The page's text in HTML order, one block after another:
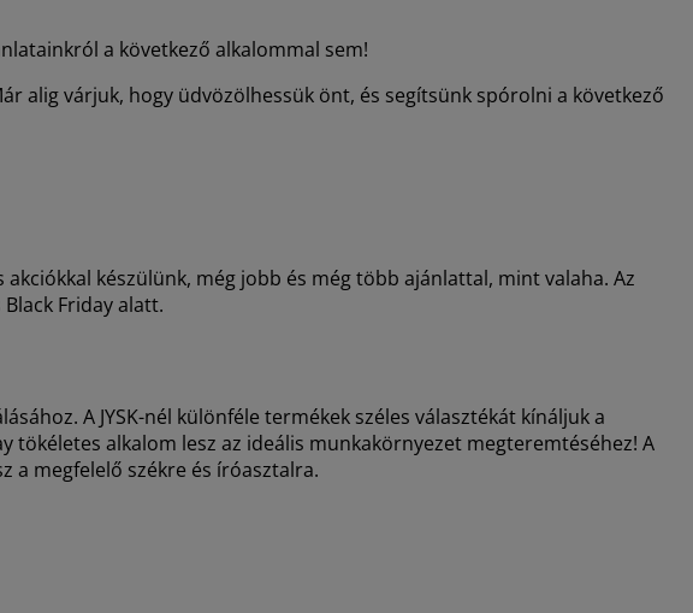
a következő alkalommal sem!
alig várjuk, hogy üdvözölhessük önt, és segítsünk spórolni a következő
készülünk, még jobb és még több ajánlattal, mint valaha. Az
Friday alatt.
A JYSK-nél különféle termékek széles választékát kínáljuk a
tökéletes alkalom lesz az ideális munkakörnyezet megteremtéséhez! A
a megfelelő székre és íróasztalra.